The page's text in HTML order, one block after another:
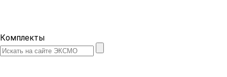
Комплекты